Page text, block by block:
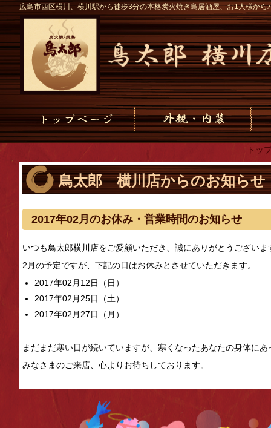
広島市西区横川、横川駅から徒歩3分の本格炭火焼き鳥居酒屋、お1人様か
トッ
鳥太郎 横川店からのお知らせ
2017年02月のお休み・営業時間のお知らせ
いつも鳥太郎横川店をご愛顧いただき、誠にありがとうございま
2月の予定ですが、下記の日はお休みとさせていただきます。
2017年02月12日（日）
2017年02月25日（土）
2017年02月27日（月）
まだまだ寒い日が続いていますが、寒くなったあなたの身体に
みなさまのご来店、心よりお待ちしております。